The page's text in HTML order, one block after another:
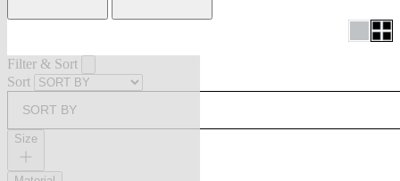
Filter & Sort
Sort
SORT BY
Size